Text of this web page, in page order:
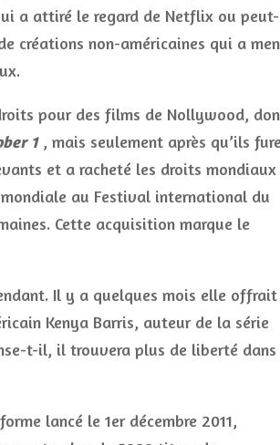
a attiré le regard de Netflix ou peut-
créations non-américaines qui a
pour des films de Nollywood,
1, mais seulement après qu’ils
et a racheté les droits mondiaux
au Festival international du
Cette acquisition marque le
Il y a quelques mois elle offrait
Kenya Barris, auteur de la série
t-il, il trouvera plus de liberté dans
lancé le 1er décembre 2011,